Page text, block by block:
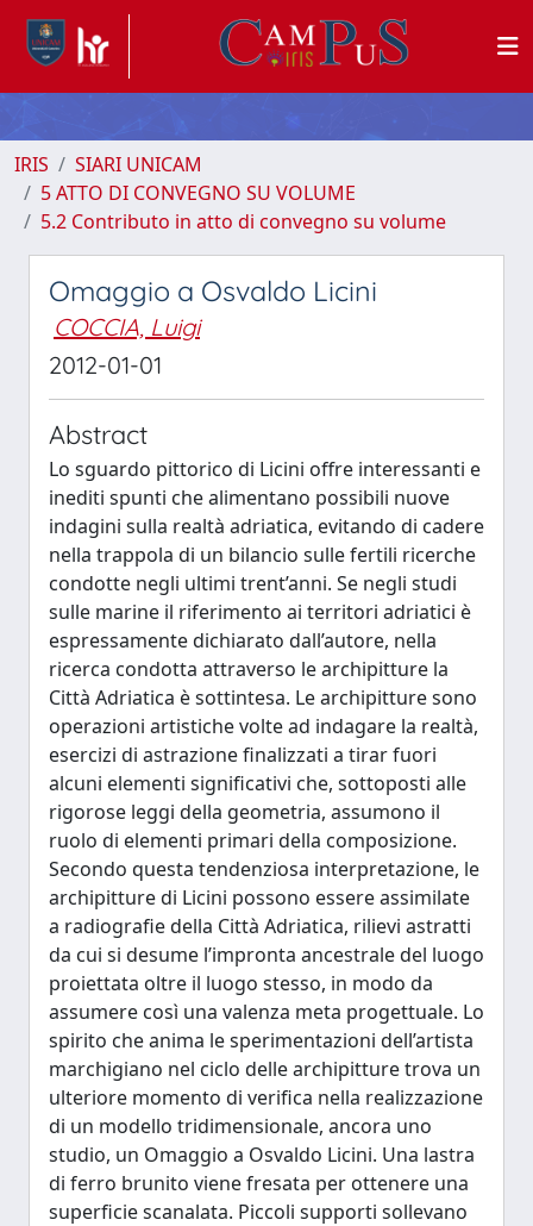
IRIS
SIARI UNICAM
5 ATTO DI CONVEGNO SU VOLUME
5.2 Contributo in atto di convegno su volume
Omaggio a Osvaldo Licini
COCCIA, Luigi
2012-01-01
Abstract
Lo sguardo pittorico di Licini offre interessanti e
inediti spunti che alimentano possibili nuove
indagini sulla realtà adriatica, evitando di cadere
nella trappola di un bilancio sulle fertili ricerche
condotte negli ultimi trent’anni. Se negli studi
sulle marine il riferimento ai territori adriatici è
espressamente dichiarato dall’autore, nella
ricerca condotta attraverso le archipitture la
Città Adriatica è sottintesa. Le archipitture sono
operazioni artistiche volte ad indagare la realtà,
esercizi di astrazione finalizzati a tirar fuori
alcuni elementi significativi che, sottoposti alle
rigorose leggi della geometria, assumono il
ruolo di elementi primari della composizione.
Secondo questa tendenziosa interpretazione, le
archipitture di Licini possono essere assimilate
a radiografie della Città Adriatica, rilievi astratti
da cui si desume l’impronta ancestrale del luogo
proiettata oltre il luogo stesso, in modo da
assumere così una valenza meta progettuale. Lo
spirito che anima le sperimentazioni dell’artista
marchigiano nel ciclo delle archipitture trova un
ulteriore momento di verifica nella realizzazione
di un modello tridimensionale, ancora uno
studio, un Omaggio a Osvaldo Licini. Una lastra
di ferro brunito viene fresata per ottenere una
superficie scanalata. Piccoli supporti sollevano